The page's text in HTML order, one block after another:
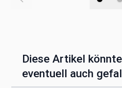
Diese Artikel
eventuell auch